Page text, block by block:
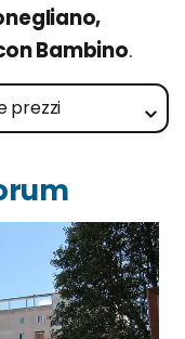
Bambino.
prezzi